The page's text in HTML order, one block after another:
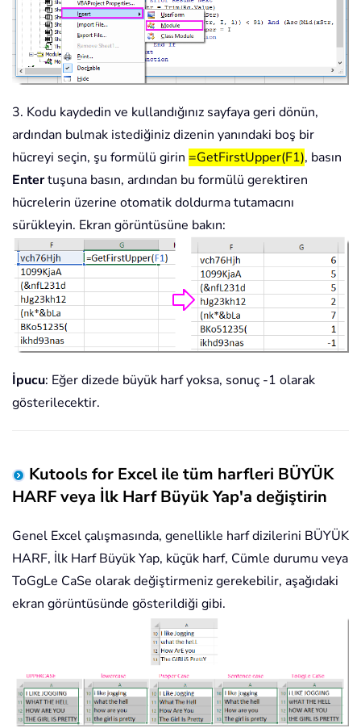
3. Kodu kaydedin ve kullandığınız sayfaya geri dönün,
ardından bulmak istediğiniz dizenin yanındaki boş bir
hücreyi seçin, şu formülü girin =GetFirstUpper(F1), basın
Entertuşuna basın, ardından bu formülü gerektiren
hücrelerin üzerine otomatik doldurma tutamacını
sürükleyin. Ekran görüntüsüne bakın:
İpucu: Eğer dizede büyük harf yoksa, sonuç -1 olarak
gösterilecektir.
Kutools for Excel ile tüm harfleri BÜYÜK
HARF veya İlk Harf Büyük Yap'a değiştirin
Genel Excel çalışmasında, genellikle harf dizilerini BÜYÜK
HARF, İlk Harf Büyük Yap, küçük harf, Cümle durumu veya
ToGgLe CaSe olarak değiştirmeniz gerekebilir, aşağıdaki
ekran görüntüsünde gösterildiği gibi.